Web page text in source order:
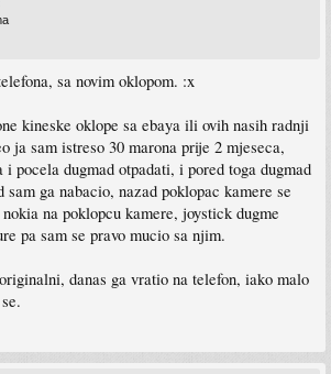
sa novim oklopom. :x
kineske oklope sa ebaya ili ovih nasih radnji
ja sam istreso 30 marona prije 2 mjeseca,
pocela dugmad otpadati, i pored toga dugmad
ga nabacio, nazad poklopac kamere se
na poklopcu kamere, joystick dugme
pa sam se pravo mucio sa njim.
danas ga vratio na telefon, iako malo